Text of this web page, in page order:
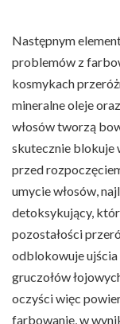
Następnym
problemów z
kosmykach
mineralne oleje
włosów tworzą
skutecznie blokuje
przed
umycie włosów,
detoksykujący,
pozostałości
odblokowuje ujścia
gruczołów
oczyści więc
farbowanie, w